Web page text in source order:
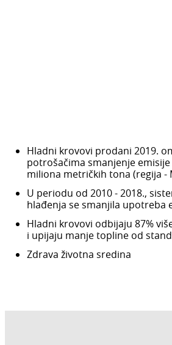
Hladni krovovi prodani 2019.
potrošačima smanjenje emisije
miliona metričkih tona (regija -
U periodu od 2010 - 2018.,
hlađenja se smanjila upotreba
Hladni krovovi odbijaju 87%
i upijaju manje topline od
Zdrava životna sredina